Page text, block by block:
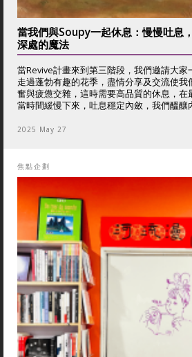
當我們與Soupy一起休息：慢慢吐息
深處的魔法
當Revive計畫來到第三階段，我們邀請大家
走過蓬勃有趣的花季，盡情分享及交流使
奮與疲憊交雜，這時需要高品質的休息，在
當時間緩慢下來，吐息穩定內斂，我們醞釀
2025 May 27
焦點企劃